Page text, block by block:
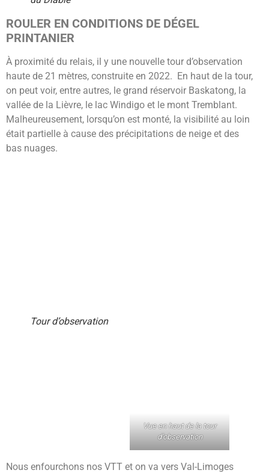
ROULER EN CONDITIONS DE DÉGEL
PRINTANIER
À proximité du relais, il y une nouvelle tour d’observation
haute de 21 mètres, construite en 2022. En haut de la tour,
on peut voir, entre autres, le grand réservoir Baskatong, la
vallée de la Lièvre, le lac Windigo et le mont Tremblant.
Malheureusement, lorsqu’on est monté, la visibilité au loin
était partielle à cause des précipitations de neige et des
bas nuages.
Tour d’observation
Vue en haut de la tour
d’observation
Nous enfourchons nos VTT et on va vers Val-Limoges